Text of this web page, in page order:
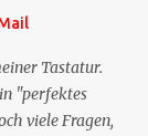
Tastatur.
"perfektes
viele Fragen,